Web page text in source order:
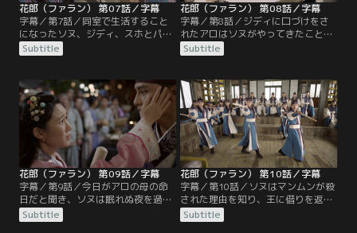
花郎（ファラン） 第07話／字幕
字幕／第7話／同室で生活すること
になったソヌ、ジディ、スホとパン
リュ、そしてヨウル。別室の花郎た
ちは、初日の朝からケンカを始めた
開いたと噂する。ウィファは「三
度“不可”を言い渡された者は追放」
という規則を掲げ、花郎の訓練を開
始。パンリュはソヌの追放を目論ん
で挑発を繰り返し…。
Subtitle
花郎（ファラン） 第08話／字幕
字幕／第8話／ジディに口づけをさ
れたアロはソヌがやってきたことに
気づき、あわてて医務室に戻る。ソ
ヌは2人の間に流れる妙な雰囲気を
くなと警告。だが、ジディは少しも
ひるまず、アロを好きになったとソ
ヌに宣言する。ソヌはアロの前で兄
らしく振る舞うべく、妹への接し方
をスホに尋ねて…。そんな中…。
Subtitle
花郎（ファラン） 第09話／字幕
字幕／第9話／今日がアロの母の命
日だと聞き、ソヌは眠れぬ夜を過ご
していた。ヨウルの秘策によって仙
門の警備が手薄になったことを知っ
Subtitle
花郎（ファラン） 第10話／字幕
字幕／第10話／ソヌはマンムンが殺
された理由を知り、王に借りを返す
と心に誓う。一方、ウィファは只召
太后と大臣たちに中秋の祝宴で花郎
Subtitle